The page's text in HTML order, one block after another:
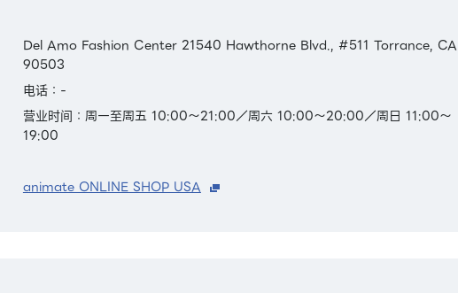
Del Amo Fashion Center 21540 Hawthorne Blvd., #511 Torrance, CA
90503
电话：-
营业时间：周一至周五 10:00～21:00／周六 10:00～20:00／周日 11:00～
19:00
animate ONLINE SHOP USA